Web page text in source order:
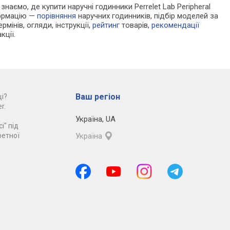
де купити наручні годинники Perrelet Lab Peripheral
—порівняння наручних годинників, підбір моделей за
огляди, інструкції,рейтинг товарів,рекомендації
під
Ваш регіон
Україна, UA
Україна